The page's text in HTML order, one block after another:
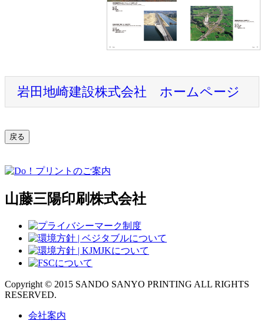
岩田地崎建設株式会社 ホームページ
山藤三陽印刷株式会社
Copyright © 2015 SANDO SANYO PRINTING ALL RIGHTS
RESERVED.
会社案内